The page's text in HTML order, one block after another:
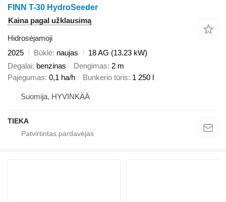
FINN T-30 HydroSeeder
Kaina pagal užklausimą
Hidrosėjamoji
2025
Būklė naujas
18 AG (13.23 kW)
Degalai benzinas Dengimas 2 m
Pajėgumas 0,1 ha/h Bunkerio tūris 1 250 l
Suomija, HYVINKÄÄ
TIEKA